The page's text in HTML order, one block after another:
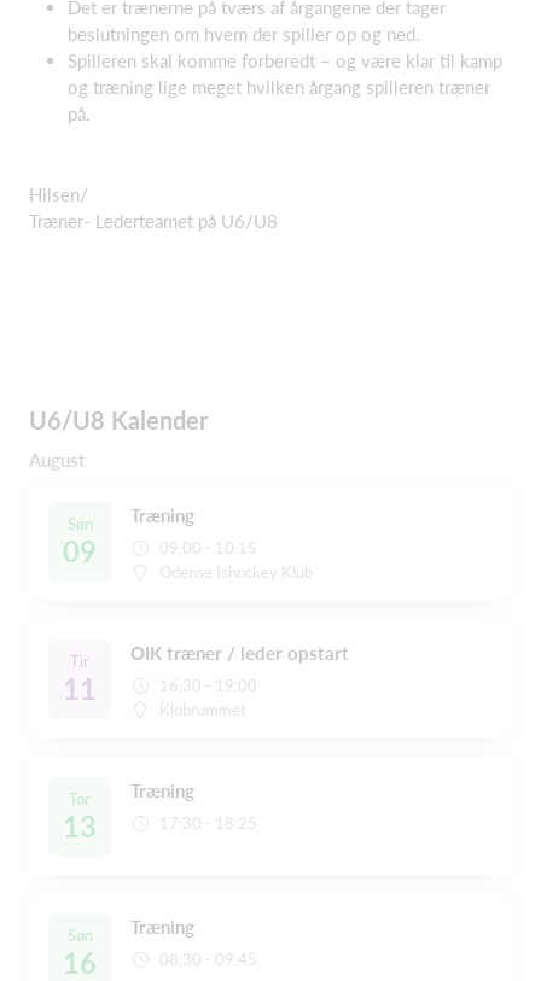
Det er trænerne på tværs af årgangene der tager
beslutningen om hvem der spiller op og ned.
Spilleren skal komme forberedt – og være klar til kamp
og træning lige meget hvilken årgang spilleren træner
på.
Hilsen/
Træner- Lederteamet på U6/U8
U6/U8 Kalender
August
Søn
09
Træning
09:00 - 10:15
Odense Ishockey Klub
Tir
11
OIK træner / leder opstart
16:30 - 19:00
Klubrummet
Tor
13
Træning
17:30 - 18:25
Søn
16
Træning
08:30 - 09:45